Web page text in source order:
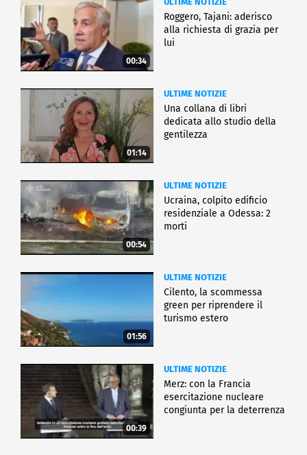
00:34
Roggero, Tajani: aderisco
alla richiesta di grazia per
lui
01:14
ULTIME NOTIZIE
Una collana di libri
dedicata allo studio della
gentilezza
00:54
ULTIME NOTIZIE
Ucraina, colpito edificio
residenziale a Odessa: 2
morti
01:56
ULTIME NOTIZIE
Cilento, la scommessa
green per riprendere il
turismo estero
00:39
ULTIME NOTIZIE
Merz: con la Francia
esercitazione nucleare
congiunta per la deterrenza